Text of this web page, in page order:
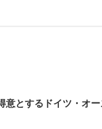
意とするドイツ・オー